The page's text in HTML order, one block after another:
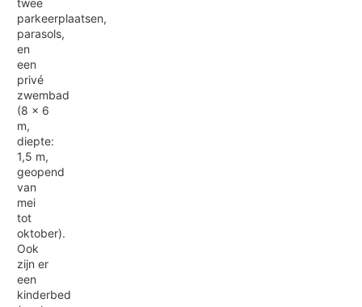
parkeerplaatsen,
parasols,
en
een
privé
zwembad
(8 x 6
m,
diepte:
1,5 m,
geopend
van
mei
tot
oktober).
Ook
zijn er
een
kinderbed